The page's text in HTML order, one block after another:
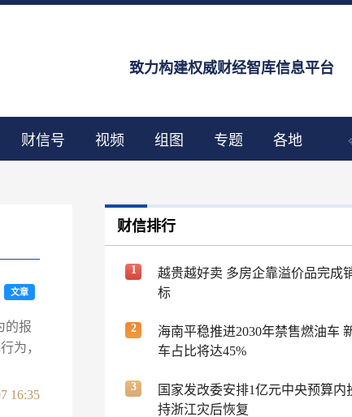
致力构建权威财经智库信息平台
财信号 视频 组图 专题 各地
文章
的报
为，
16:35
财信排行
1
越贵越好卖 多房企靠溢价品完成
标
2
海南平稳推进2030年禁售燃油车
车占比将达45%
3
国家发改委安排1亿元中央预算内
持浙江灾后恢复